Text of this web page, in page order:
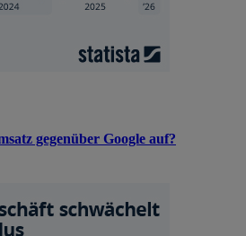
gegenüber Google auf?